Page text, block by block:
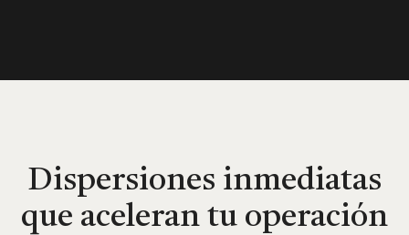
Dispersiones inmediatas
que aceleran tu operación